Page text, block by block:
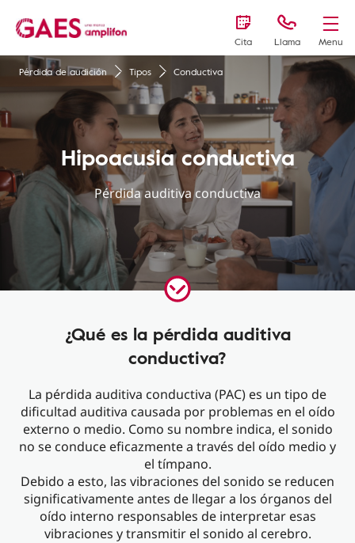
Cita Llama Menu
Pérdida de audición Tipos Conductiva
Hipoacusia conductiva
Pérdida auditiva conductiva
¿Qué es la pérdida auditiva
conductiva?
La pérdida auditiva conductiva (PAC) es un tipo de
dificultad auditiva causada por problemas en el oído
externo o medio. Como su nombre indica, el sonido
no se conduce eficazmente a través del oído medio y
el tímpano.
Debido a esto, las vibraciones del sonido se reducen
significativamente antes de llegar a los órganos del
oído interno responsables de interpretar esas
vibraciones y transmitir el sonido al cerebro.